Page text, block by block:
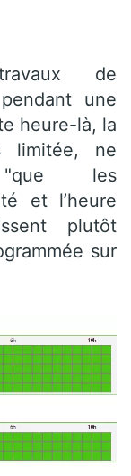
de
une
heure-là, la
limitée, ne
"que les
et l’heure
plutôt
sur